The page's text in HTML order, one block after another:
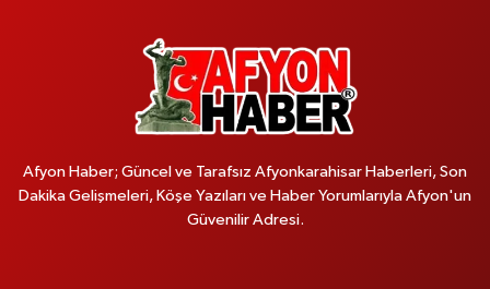
Afyon Haber; Güncel ve Tarafsız Afyonkarahisar Haberleri, Son
Dakika Gelişmeleri, Köşe Yazıları ve Haber Yorumlarıyla Afyon'un
Güvenilir Adresi.